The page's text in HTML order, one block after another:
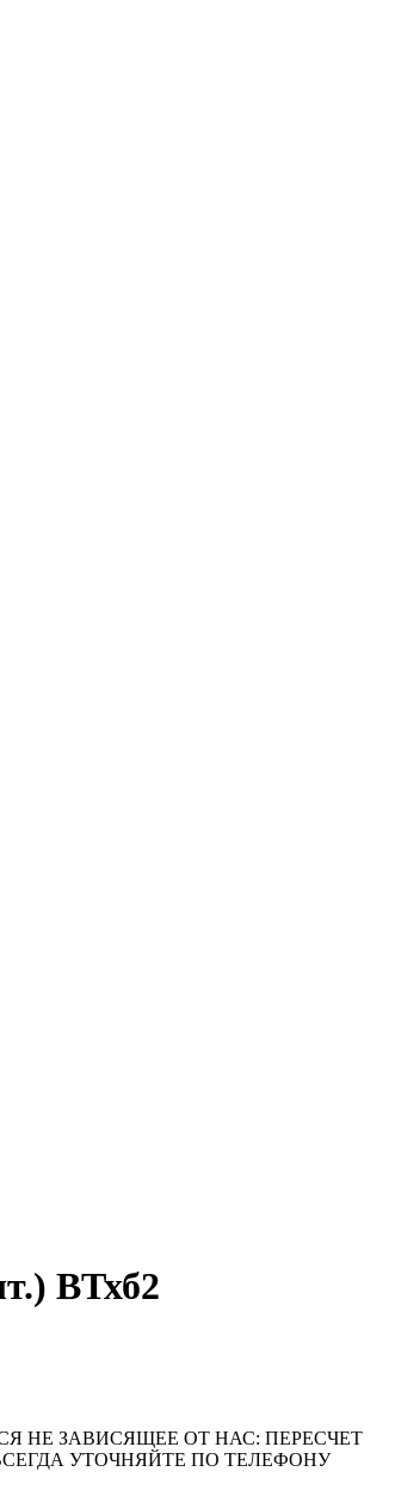
ВТхб2
НЕ ЗАВИСЯЩЕЕ ОТ НАС: ПЕРЕСЧЕТ
УТОЧНЯЙТЕ ПО ТЕЛЕФОНУ